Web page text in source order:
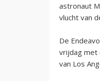
astronaut
vlucht van
De
vrijdag met
van Los